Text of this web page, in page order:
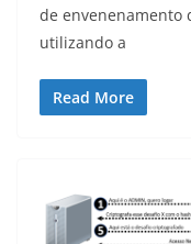
de envenenamento
utilizando a
Read More